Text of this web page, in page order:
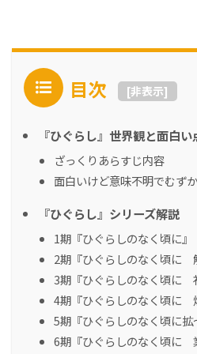
目次 [非表示]
『ひぐらし』世界観と面白い
ざっくりあらすじ内容
面白いけど意味不明でむず
『ひぐらし』シリーズ解説
1期『ひぐらしのなく頃に』
2期『ひぐらしのなく頃に
3期『ひぐらしのなく頃に
4期『ひぐらしのなく頃に
5期『ひぐらしのなく頃に
6期『ひぐらしのなく頃に